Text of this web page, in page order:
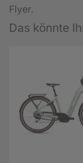
Flyer.
Das könnte